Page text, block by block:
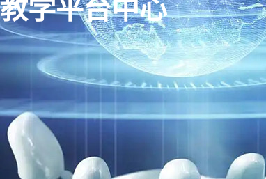
教学平台中心